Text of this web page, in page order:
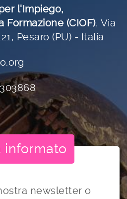
l'Impiego,
Formazione (CIOF), Via
Pesaro (PU) - Italia
informato
newsletter o